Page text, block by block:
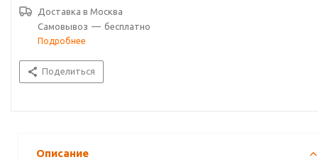
Доставка в Москва
Самовывоз — бесплатно
Подробнее
Поделиться
Описание